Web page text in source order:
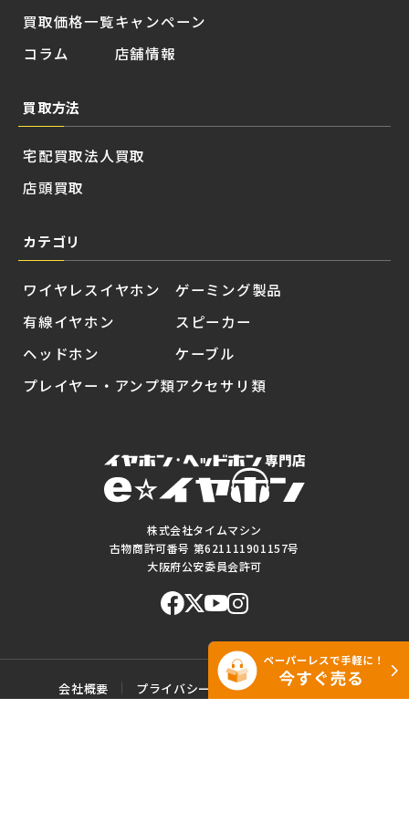
株式会社タイムマシン
古物商許可番号 第621111901157号
大阪府公安委員会許可
買取価格一覧
コラム
キャンペーン
店舗情報
買取方法
宅配買取
店頭買取
法人買取
カテゴリ
ワイヤレスイヤホン
有線イヤホン
ヘッドホン
プレイヤー・アンプ類
ゲーミング製品
スピーカー
ケーブル
アクセサリ類
会社概要 プライバシーポリシー
ご利用規約